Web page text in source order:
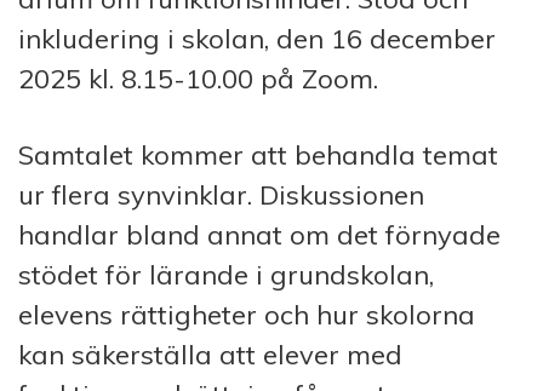
inkludering i skolan, den 16 december
2025 kl. 8.15-10.00 på Zoom.
Samtalet kommer att behandla temat
ur flera synvinklar. Diskussionen
handlar bland annat om det förnyade
stödet för lärande i grundskolan,
elevens rättigheter och hur skolorna
kan säkerställa att elever med